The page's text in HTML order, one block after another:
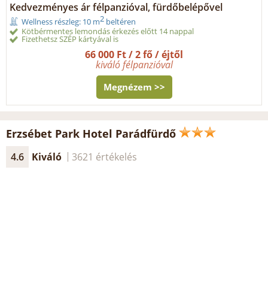
Kedvezményes ár félpanzióval, fürdőbelépővel
Wellness részleg: 10 m2 beltéren
Kötbérmentes lemondás érkezés előtt 14 nappal
Fizethetsz SZÉP kártyával is
66 000 Ft / 2 fő / éjtől
kiváló félpanzióval
Megnézem >>
Erzsébet Park Hotel Parádfürdő
4.6 Kiváló 3621 értékelés